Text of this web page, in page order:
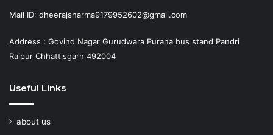
Mail ID: dheerajsharma9179952602@gmail.com
Address : Govind Nagar Gurudwara Purana bus stand Pandri
Raipur Chhattisgarh 492004
Useful Links
about us